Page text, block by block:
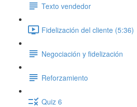
Texto vendedor
Fidelización del cliente (5:36)
Negociación y fidelización
Reforzamiento
Quiz 6